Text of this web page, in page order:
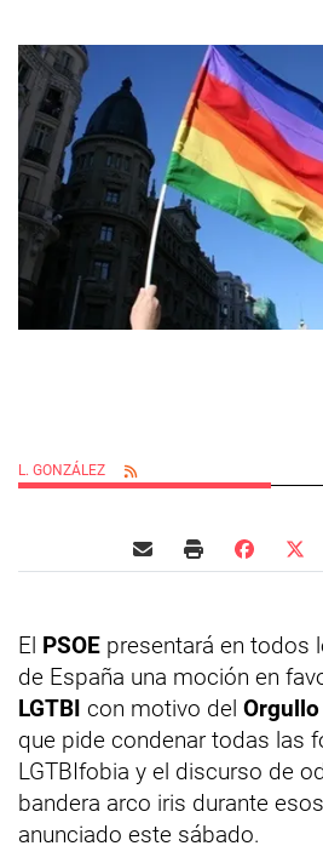
L. GONZÁLEZ
El PSOE presentará en todos
de España una moción en
LGTBI con motivo del
que pide condenar todas las
LGTBIfobia y el discurso de
bandera arco iris durante
anunciado este sábado.